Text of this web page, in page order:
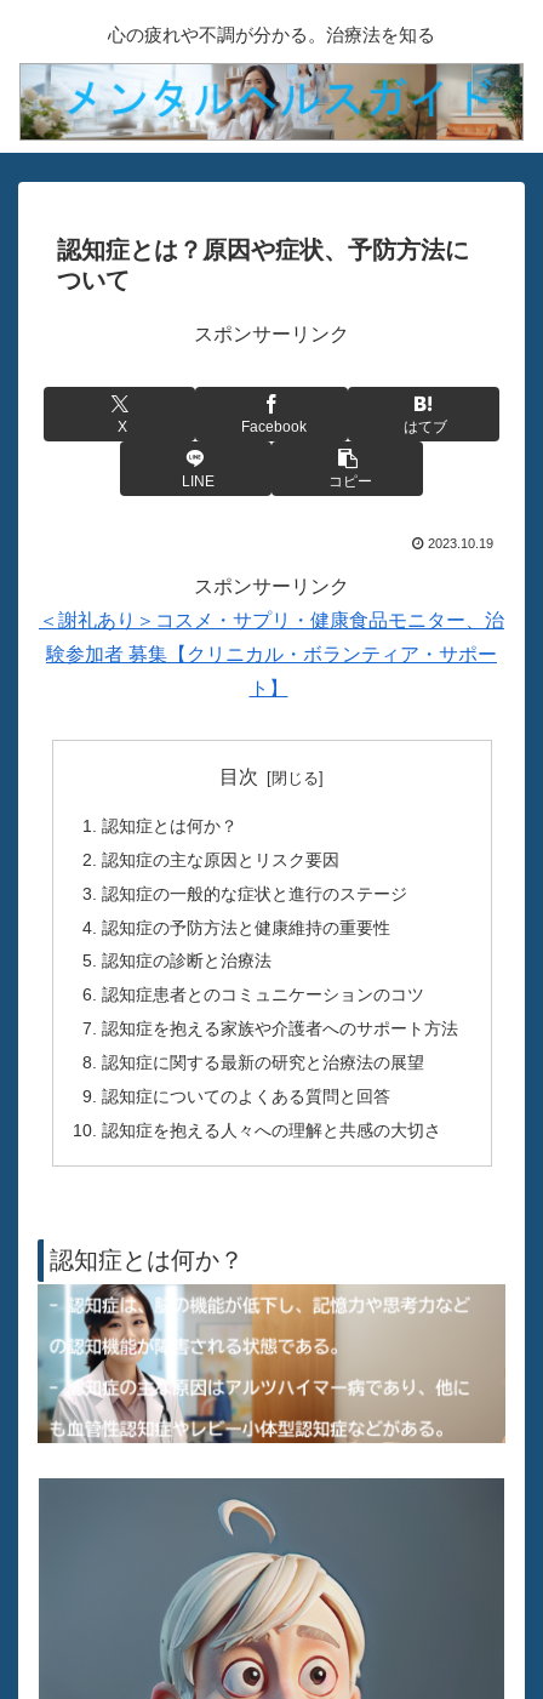
心の疲れや不調が分かる。治療法を知る
認知症とは？原因や症状、予防方法に
ついて
スポンサーリンク
X Facebook はてブ
LINE コピー
2023.10.19
スポンサーリンク
＜謝礼あり＞コスメ・サプリ・健康食品モニター、治
験参加者 募集【クリニカル・ボランティア・サポー
ト】
目次
認知症とは何か？
認知症の主な原因とリスク要因
認知症の一般的な症状と進行のステージ
認知症の予防方法と健康維持の重要性
認知症の診断と治療法
認知症患者とのコミュニケーションのコツ
認知症を抱える家族や介護者へのサポート方法
認知症に関する最新の研究と治療法の展望
認知症についてのよくある質問と回答
認知症を抱える人々への理解と共感の大切さ
認知症とは何か？